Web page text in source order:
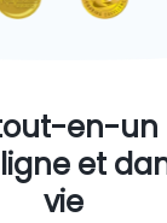
en-un
et
vie